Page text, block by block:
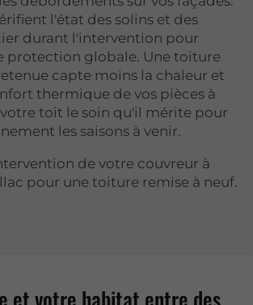
l'état des solins et des
durant l'intervention pour
protection globale. Une toiture
capte moins la chaleur et
thermique de vos pièces à
votre toit le soin qu'il mérite pour
les saisons à venir.
de votre couvreur à
pour une toiture remise à neuf.